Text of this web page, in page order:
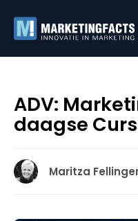
ADV:
daagse
Maritza